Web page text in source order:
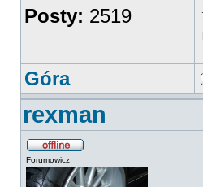
Posty: 2519
Góra
rexman
Forumowicz